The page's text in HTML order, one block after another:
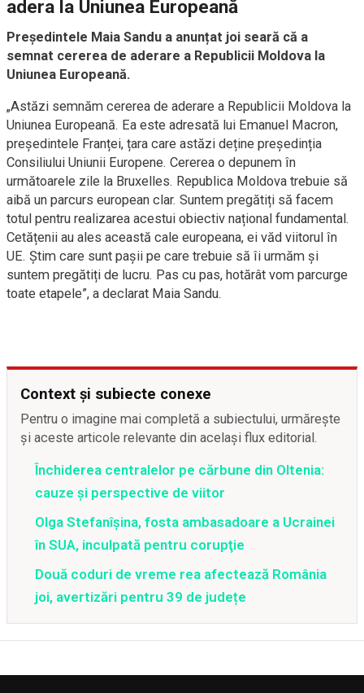
adera la Uniunea Europeană
Președintele Maia Sandu a anunțat joi seară că a
semnat cererea de aderare a Republicii Moldova la
Uniunea Europeană.
„Astăzi semnăm cererea de aderare a Republicii Moldova la
Uniunea Europeană. Ea este adresată lui Emanuel Macron,
președintele Franței, țara care astăzi deține președinția
Consiliului Uniunii Europene. Cererea o depunem în
următoarele zile la Bruxelles. Republica Moldova trebuie să
aibă un parcurs european clar. Suntem pregătiți să facem
totul pentru realizarea acestui obiectiv național fundamental.
Cetățenii au ales această cale europeana, ei văd viitorul în
UE. Știm care sunt pașii pe care trebuie să îi urmăm și
suntem pregătiți de lucru. Pas cu pas, hotărât vom parcurge
toate etapele”, a declarat Maia Sandu.
Context și subiecte conexe
Pentru o imagine mai completă a subiectului, urmărește
și aceste articole relevante din același flux editorial.
Închiderea centralelor pe cărbune din Oltenia:
cauze și perspective de viitor
Olga Stefanîşina, fosta ambasadoare a Ucrainei
în SUA, inculpată pentru corupţie
Două coduri de vreme rea afectează România
joi, avertizări pentru 39 de județe